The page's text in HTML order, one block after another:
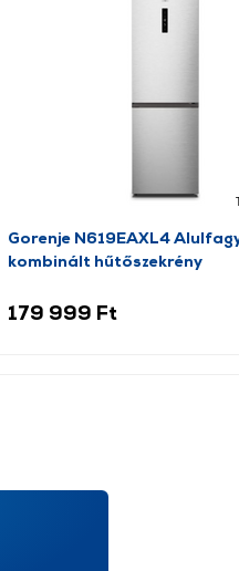
Gorenje N619EAXL4
kombinált hűtőszekrény
179 999 Ft